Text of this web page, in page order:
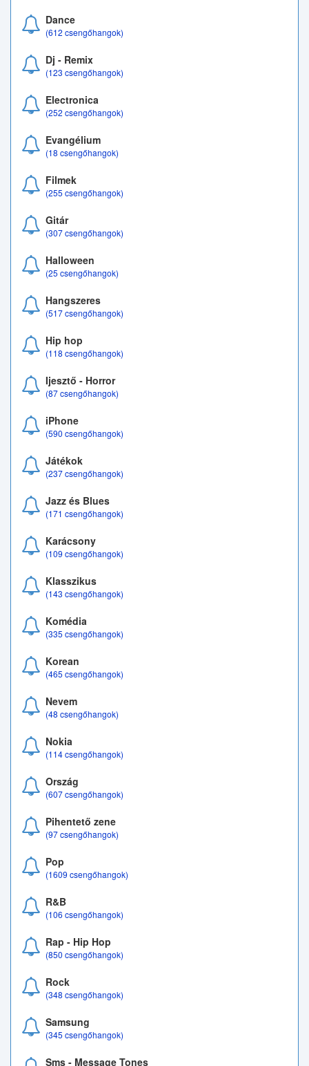
Dance
(612 csengőhangok)
Dj - Remix
(123 csengőhangok)
Electronica
(252 csengőhangok)
Evangélium
(18 csengőhangok)
Filmek
(255 csengőhangok)
Gitár
(307 csengőhangok)
Halloween
(25 csengőhangok)
Hangszeres
(517 csengőhangok)
Hip hop
(118 csengőhangok)
Ijesztő - Horror
(87 csengőhangok)
iPhone
(590 csengőhangok)
Játékok
(237 csengőhangok)
Jazz és Blues
(171 csengőhangok)
Karácsony
(109 csengőhangok)
Klasszikus
(143 csengőhangok)
Komédia
(335 csengőhangok)
Korean
(465 csengőhangok)
Nevem
(48 csengőhangok)
Nokia
(114 csengőhangok)
Ország
(607 csengőhangok)
Pihentető zene
(97 csengőhangok)
Pop
(1609 csengőhangok)
R&B
(106 csengőhangok)
Rap - Hip Hop
(850 csengőhangok)
Rock
(348 csengőhangok)
Samsung
(345 csengőhangok)
Sms - Message Tones